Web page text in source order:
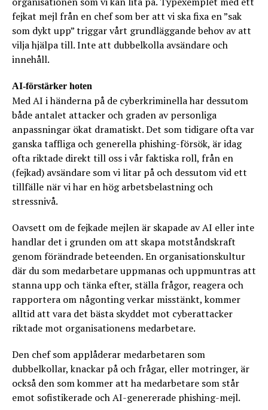
fejkat mejl från en chef som ber att vi ska fixa en ”sak
som dykt upp” triggar vårt grundläggande behov av att
vilja hjälpa till. Inte att dubbelkolla avsändare och
innehåll.
AI-förstärker hoten
Med AI i händerna på de cyberkriminella har dessutom
både antalet attacker och graden av personliga
anpassningar ökat dramatiskt. Det som tidigare ofta var
ganska taffliga och generella phishing-försök, är idag
ofta riktade direkt till oss i vår faktiska roll, från en
(fejkad) avsändare som vi litar på och dessutom vid ett
tillfälle när vi har en hög arbetsbelastning och
stressnivå.
Oavsett om de fejkade mejlen är skapade av AI eller inte
handlar det i grunden om att skapa motståndskraft
genom förändrade beteenden. En organisationskultur
där du som medarbetare uppmanas och uppmuntras att
stanna upp och tänka efter, ställa frågor, reagera och
rapportera om någonting verkar misstänkt, kommer
alltid att vara det bästa skyddet mot cyberattacker
riktade mot organisationens medarbetare.
Den chef som applåderar medarbetaren som
dubbelkollar, knackar på och frågar, eller motringer, är
också den som kommer att ha medarbetare som står
emot sofistikerade och AI-genererade phishing-mejl.